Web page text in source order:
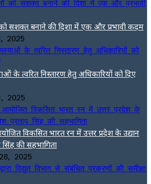
सशक्त बनाने की दिशा में एक और प्रभावी कदम
2025
के त्वरित निस्तारण हेतु अधिकारियों को दिए
2025
विकसित भारत रन में उत्तर प्रदेश के उद्यान
सिंह की सहभागिता
2025